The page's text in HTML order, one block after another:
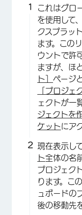
これはグロ
を使用して
クスプラッ
ます。この
ウントで許
ますが、ほ
ト］ ページ
［プロジェ
ェクトが一
ジェクトを
ケットにア
現在表示し
ト全体の名
プロジェク
ります。こ
ュボードの
後の移動先